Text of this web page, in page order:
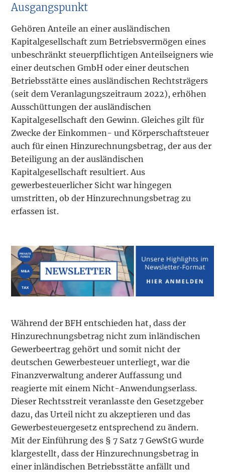
Ausgangspunkt
Gehören Anteile an einer ausländischen
Kapitalgesellschaft zum Betriebsvermögen eines
unbeschränkt steuerpflichtigen Anteilseigners wie
einer deutschen GmbH oder einer deutschen
Betriebsstätte eines ausländischen Rechtsträgers
(seit dem Veranlagungszeitraum 2022), erhöhen
Ausschüttungen der ausländischen
Kapitalgesellschaft den Gewinn. Gleiches gilt für
Zwecke der Einkommen- und Körperschaftsteuer
auch für einen Hinzurechnungsbetrag, der aus der
Beteiligung an der ausländischen
Kapitalgesellschaft resultiert. Aus
gewerbesteuerlicher Sicht war hingegen
umstritten, ob der Hinzurechnungsbetrag zu
erfassen ist.
Während der BFH entschieden hat, dass der
Hinzurechnungsbetrag nicht zum inländischen
Gewerbeertrag gehört und somit nicht der
deutschen Gewerbesteuer unterliegt, war die
Finanzverwaltung anderer Auffassung und
reagierte mit einem Nicht-Anwendungserlass.
Dieser Rechtsstreit veranlasste den Gesetzgeber
dazu, das Urteil nicht zu akzeptieren und das
Gewerbesteuergesetz entsprechend zu ändern.
Mit der Einführung des § 7 Satz 7 GewStG wurde
klargestellt, dass der Hinzurechnungsbetrag in
einer inländischen Betriebsstätte anfällt und